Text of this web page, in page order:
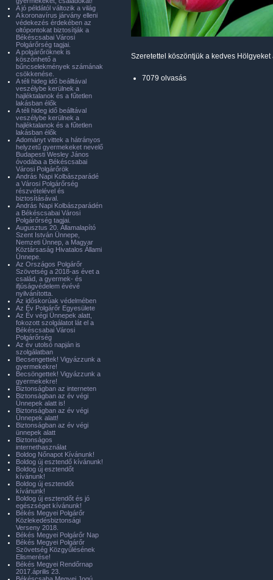
Szeretettel köszöntjük a kedves
7079 olvasás
A jó példától változik a világ
A koronavírus járvány elleni
védekezés érdekében az
oltópontokat biztosítják a
Békéscsabai Városi
Polgárőrség tagjai.
A polgárőröknek is
köszönhető a
bűncselekmények számának
csökkenése.
A téli hideg idő beálltával
veszélybe kerülnek a
hajléktalanok és a fűtetlen
lakásban élők
A téli hideg idő beálltával
veszélybe kerülnek a
hajléktalanok és a fűtetlen
lakásban élők
Adományt vittek a hátrányos
helyzetű gyermekeket nevelő
Budapesti Wesley János
óvodába a Békéscsabai
Városi Polgárőrök
András Napi Kolbászparádé
a Városi Polgárőrség
részvételével és
biztosításával.
András Napi Kolbászparádén
a Békéscsabai Városi
Polgárőrség tagjai.
Augusztus 20. Államalapító
Szent István Ünnepe,
Nemzeti Ünnep, a Magyar
Köztársaság Hivatalos Állami
Ünnepe.
Az Országos Polgárőr
Szövetség a 2018-as évet a
család, a gyermek- és
ifjúságvédelem évévé
nyilvánította.
Az időskorúak védelmében
Az Év Polgárőr Egyesülete
Az Év végi Ünnepek alatt,
fokozott szolgálatot lát el a
Békéscsabai Városi
Polgárőrség
Az év utolsó napján is
szolgálatban
Becsengettek! Vigyázzunk a
gyermekekre!
Becsöngettek! Vigyázzunk a
gyermekekre!
Biztonságban az interneten
Biztonságban az év végi
Ünnepek alatt is!
Biztonságban az év végi
Ünnepek alatt!
Biztonságban az év végi
ünnepek alatt
Biztonságos
internethasználat
Boldog Nőnapot Kívánunk!
Boldog új esztendő kívánunk!
Boldog új esztendőt
kívánunk!
Boldog új esztendőt
kívánunk!
Boldog új esztendőt és jó
egészséget kívánunk!
Békés Megyei Polgárőr
Közlekedésbiztonsági
Verseny 2018.
Békés Megyei Polgárőr Nap
Békés Megyei Polgárőr
Szövetség Közgyűlésének
Elismerése!
Békés Megyei Rendőrnap
2017.április 23.